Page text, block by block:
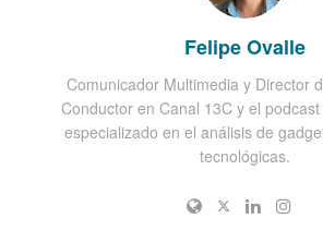
Felipe Ovalle
Comunicador Multimedia y Director
Conductor en Canal 13C y el
especializado en el análisis de
tecnológicas.